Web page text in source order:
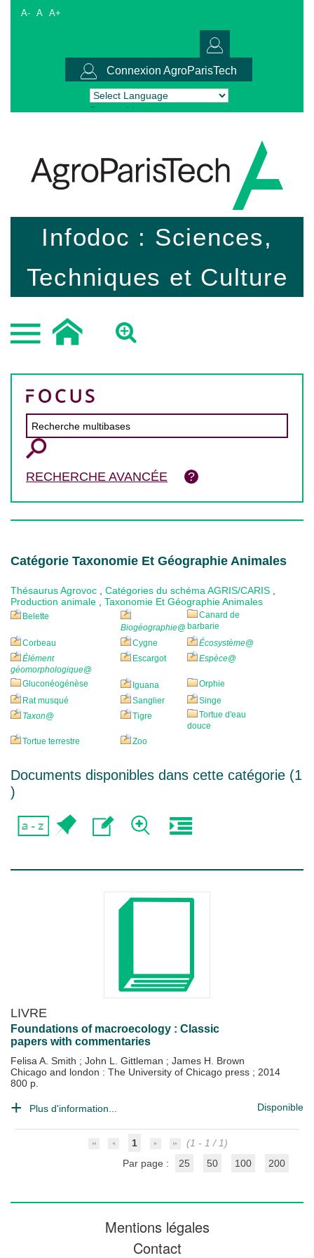
A- A A+
Connexion AgroParisTech
Powered by Translate
Infodoc : Sciences,
Techniques et Culture
RECHERCHE AVANCÉE
Catégorie Taxonomie Et Géographie Animales
Thésaurus Agrovoc Catégories du schéma AGRIS/CARIS
Production animale
Taxonomie Et Géographie Animales
Belette
Biogéographie@
Canard de
barbarie
Corbeau
Cygne Écosystème@
Élément
géomorphologique@
Escargot Espèce@
Gluconéogénèse Iguana
Orphie
Rat musqué
Sanglier
Singe
Taxon@ Tigre
Tortue d'eau
douce
Tortue terrestre
Zoo
Documents disponibles dans cette catégorie (1
)
LIVRE
Foundations of macroecology : Classic
papers with commentaries
Felisa A. Smith ; John L. Gittleman ; James H. Brown
Chicago and london : The University of Chicago press ; 2014
800 p.
Plus d'information... Disponible
1
(1 - 1 / 1)
Par page :
25 50 100 200
Mentions légales
Contact